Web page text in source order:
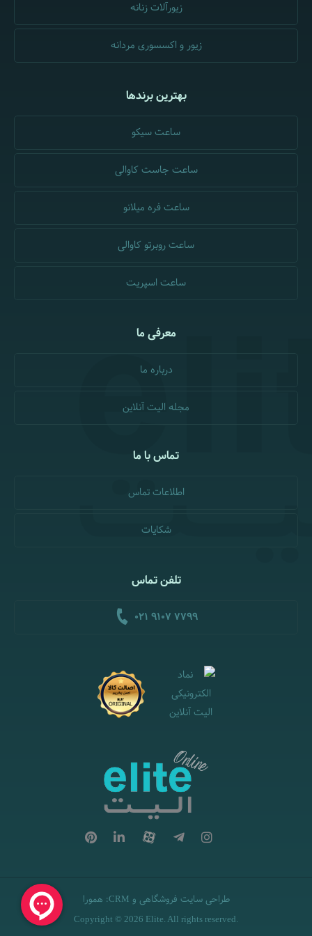
زیورآلات زنانه
زیور و اکسسوری مردانه
بهترین برندها
ساعت سیکو
ساعت جاست کاوالی
ساعت فره میلانو
ساعت روبرتو کاوالی
ساعت اسپریت
معرفی ما
درباره ما
مجله الیت آنلاین
تماس با ما
اطلاعات تماس
شکایات
تلفن تماس
021 9107 7799
طراحی سایت فروشگاهی و CRM
: همورا
Copyright © 2026 Elite. All rights reserved.